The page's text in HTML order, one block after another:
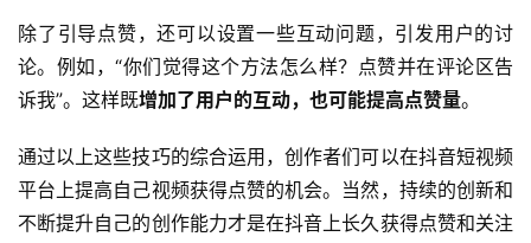
除了引导点赞，还可以设置一些互动问题，引发用户的讨
论。例如，“你们觉得这个方法怎么样？点赞并在评论区告
诉我”。这样既增加了用户的互动，也可能提高点赞量。
通过以上这些技巧的综合运用，创作者们可以在抖音短视频
平台上提高自己视频获得点赞的机会。当然，持续的创新和
不断提升自己的创作能力才是在抖音上长久获得点赞和关注